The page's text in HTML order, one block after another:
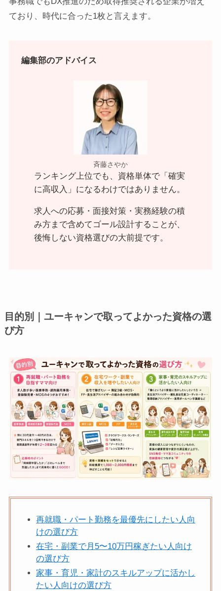
ており、時代に合った1枚と言えます。
編集部のアドバイス
斉藤さやか
ランキング上位でも、資格単体で「確実
に高収入」になるわけではありません。
求人への応募・面接対策・実務経験の積
み方まで含めてゴール設計することが、
後悔しない資格選びの大前提です。
目的別｜ユーキャンで取ってよかった資格の選
び方
再就職・パート勤務を最優先にしたい人向
けの選び方
在宅・副業で月5〜10万円稼ぎたい人向け
の選び方
家事・育児・家計のスキルアップに活かし
たい人向けの選び方